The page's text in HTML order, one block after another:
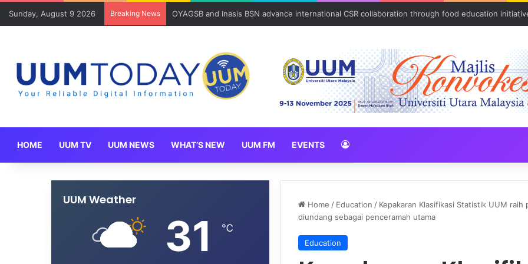
Sunday, August 9 2026 Breaking News Mahasiswa SOG UUM menyulam kasih bersama komuniti orang asli
HOME UUM TV UUM NEWS WHAT’S NEW UUM FM EVENTS
Home / Education / Kepakaran Klasifikasi Statistik UUM
diundang sebagai penceramah utama
Education
UUM Weather
31 ℃